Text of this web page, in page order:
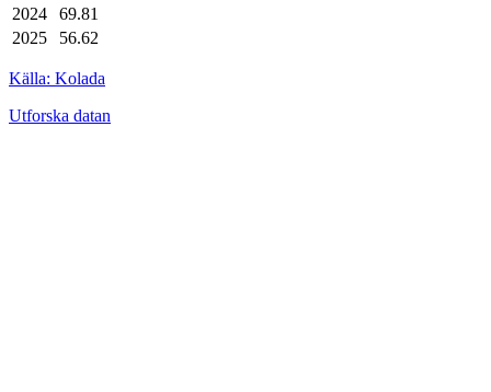
2024
69.81
2025
56.62
Källa: Kolada
Utforska datan